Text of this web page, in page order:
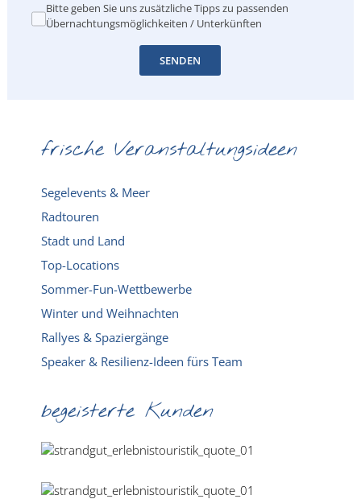
Bitte geben Sie uns zusätzliche Tipps zu passenden
Übernachtungsmöglichkeiten / Unterkünften
SENDEN
frische Veranstaltungsideen
Segelevents & Meer
Radtouren
Stadt und Land
Top-Locations
Sommer-Fun-Wettbewerbe
Winter und Weihnachten
Rallyes & Spaziergänge
Speaker & Resilienz-Ideen fürs Team
begeisterte Kunden